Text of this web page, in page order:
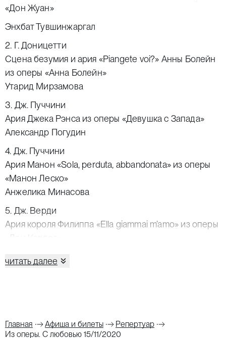
«Дон Жуан»
Энхбат Тувшинжаргал
2. Г. Доницетти
Сцена безумия и ария «Piangete voi?» Анны Болейн
из оперы «Анна Болейн»
Утарид Мирзамова
3. Дж. Пуччини
Ария Джека Рэнса из оперы «Девушка с Запада»
Александр Погудин
4. Дж. Пуччини
Ария Манон «Sola, perduta, abbandonata» из оперы
«Манон Леско»
Анжелика Минасова
5. Дж. Верди
Ария короля Филиппа «Ella giammai m’amo» из оперы
«Дон Карлос»
Плач Федерико «È la solita storia del pastore»
читать далее
Главная Афиша и билеты
Репертуар
Из оперы. С любовью 15/11/2020